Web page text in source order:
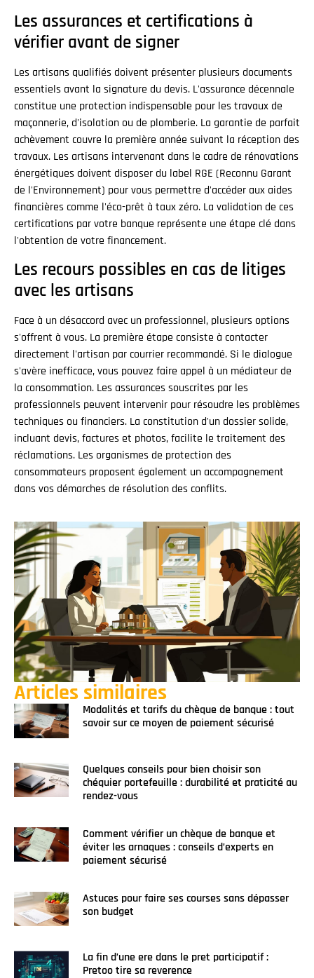
Les assurances et certifications à
vérifier avant de signer
Les artisans qualifiés doivent présenter plusieurs documents
essentiels avant la signature du devis. L'assurance décennale
constitue une protection indispensable pour les travaux de
maçonnerie, d'isolation ou de plomberie. La garantie de parfait
achèvement couvre la première année suivant la réception des
travaux. Les artisans intervenant dans le cadre de rénovations
énergétiques doivent disposer du label RGE (Reconnu Garant
de l'Environnement) pour vous permettre d'accéder aux aides
financières comme l'éco-prêt à taux zéro. La validation de ces
certifications par votre banque représente une étape clé dans
l'obtention de votre financement.
Les recours possibles en cas de litiges
avec les artisans
Face à un désaccord avec un professionnel, plusieurs options
s'offrent à vous. La première étape consiste à contacter
directement l'artisan par courrier recommandé. Si le dialogue
s'avère inefficace, vous pouvez faire appel à un médiateur de
la consommation. Les assurances souscrites par les
professionnels peuvent intervenir pour résoudre les problèmes
techniques ou financiers. La constitution d'un dossier solide,
incluant devis, factures et photos, facilite le traitement des
réclamations. Les organismes de protection des
consommateurs proposent également un accompagnement
dans vos démarches de résolution des conflits.
Articles similaires
Modalités et tarifs du chèque de banque : tout
savoir sur ce moyen de paiement sécurisé
Quelques conseils pour bien choisir son
chéquier portefeuille : durabilité et praticité au
rendez-vous
Comment vérifier un chèque de banque et
éviter les arnaques : conseils d’experts en
paiement sécurisé
Astuces pour faire ses courses sans dépasser
son budget
La fin d’une ere dans le pret participatif :
Pretoo tire sa reverence